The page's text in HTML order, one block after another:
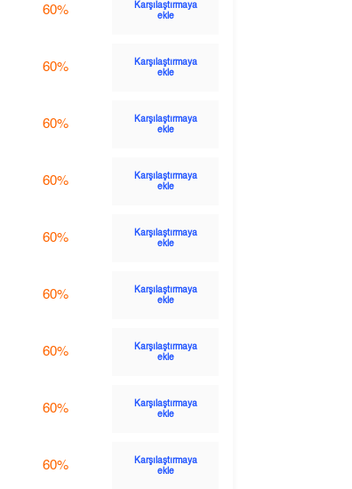
60%
Karşılaştırmaya
ekle
60%
Karşılaştırmaya
ekle
60%
Karşılaştırmaya
ekle
60%
Karşılaştırmaya
ekle
60%
Karşılaştırmaya
ekle
60%
Karşılaştırmaya
ekle
60%
Karşılaştırmaya
ekle
60%
Karşılaştırmaya
ekle
60%
Karşılaştırmaya
ekle